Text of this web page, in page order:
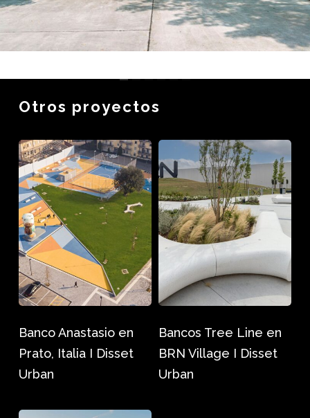
Otros proyectos
Banco
Anastasio
en
Prato,
Italia
I
Disset
Urban
Banco Anastasio en
Prato, Italia I Disset
Urban
Bancos
Tree
Line
en
BRN
Village
Disset
Bancos Tree Line en
BRN Village I Disset
Urban